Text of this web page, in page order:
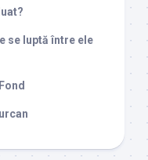
se luptă între ele